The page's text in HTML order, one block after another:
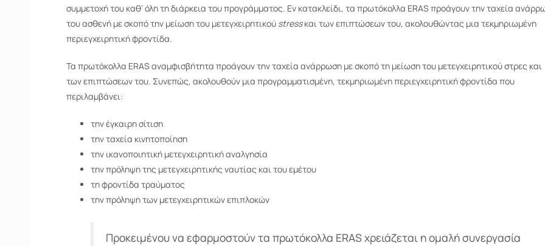
συμμετοχή του καθ’ όλη τη διάρκεια του προγράμματος. Εν κατακλείδι, τα πρωτόκολλα ERAS προάγουν την ταχεία
του ασθενή µε σκοπό την μείωση του μετεγχειρητικού stressκαι των επιπτώσεων του, ακολουθώντας μια τεκμηριωμένη
περιεγχειρητική φροντίδα.
Τα πρωτόκολλα ERAS αναμφισβήτητα προάγουν την ταχεία ανάρρωση µε σκοπό τη μείωση του μετεγχειρητικού στρες και
των επιπτώσεων του. Συνεπώς, ακολουθούν μια προγραμματισμένη, τεκμηριωμένη περιεγχειρητική φροντίδα που
περιλαμβάνει:
την έγκαιρη σίτιση
την ταχεία κινητοποίηση
την ικανοποιητική μετεγχειρητική αναλγησία
την πρόληψη της μετεγχειρητικής ναυτίας και του εμέτου
τη φροντίδα τραύματος
την πρόληψη των μετεγχειρητικών επιπλοκών
Προκειμένου να εφαρμοστούν τα πρωτόκολλα ERAS χρειάζεται η ομαλή συνεργασία